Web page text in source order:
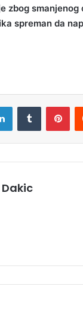
zbog
spreman da